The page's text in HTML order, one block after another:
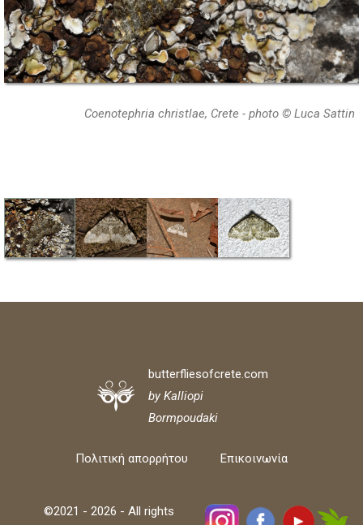
Coenotephria christlae, Crete - photo © Luca Sattin
butterfliesofcrete.com
by Kalliopi
Bormpoudaki
Πολιτική απορρήτου Επικοινωνία
©2021 - 2026 - All rights